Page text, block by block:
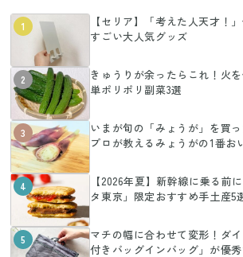
1
【セリア】「考えた人天才！
すごい大人気グッズ
2
きゅうりが余ったらこれ！火
単ポリポリ副菜3選
3
いまが旬の「みょうが」を買
プロが教えるみょうがの1番お
4
【2026年夏】新幹線に乗る前
タ東京」限定おすすめ手土産5
5
マチの幅に合わせて変形！ダ
付きバッグインバッグ」が優秀